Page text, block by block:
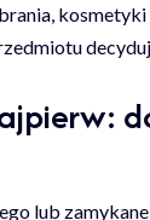
lub